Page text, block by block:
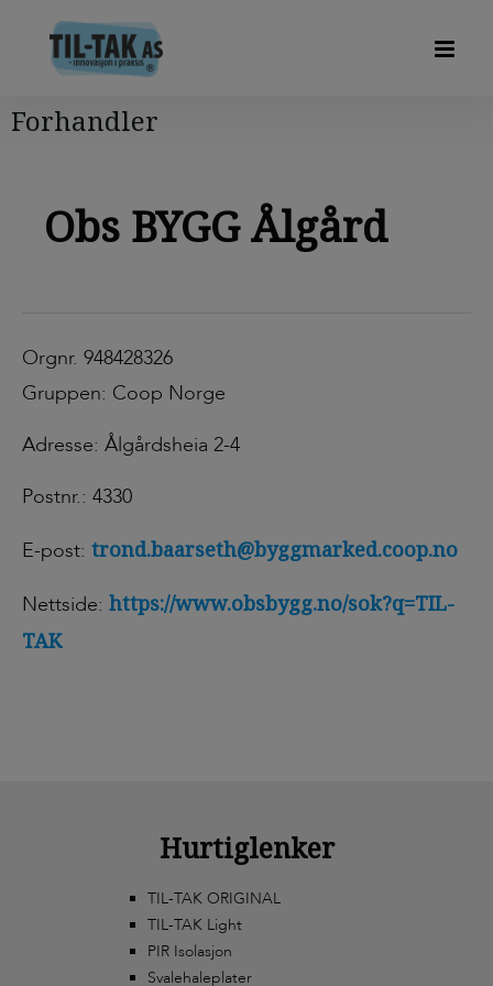
Forhandler
Obs BYGG Ålgård
Orgnr. 948428326
Gruppen: Coop Norge
Adresse: Ålgårdsheia 2-4
Postnr.: 4330
E-post: trond.baarseth@byggmarked.coop.no
Nettside: https://www.obsbygg.no/sok?q=TIL-
TAK
Hurtiglenker
TIL-TAK ORIGINAL
TIL-TAK Light
PIR Isolasjon
Svalehaleplater